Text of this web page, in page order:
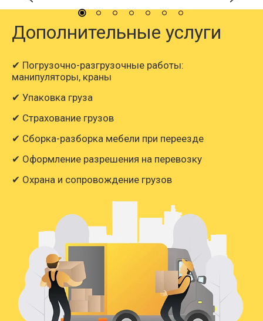
Дополнительные услуги
✔ Погрузочно-разгрузочные работы:
манипуляторы, краны
✔ Упаковка груза
✔ Страхование грузов
✔ Сборка-разборка мебели при переезде
✔ Оформление разрешения на перевозку
✔ Охрана и сопровождение грузов